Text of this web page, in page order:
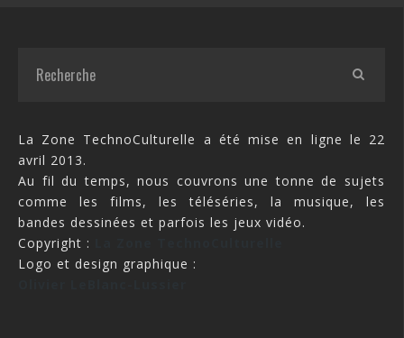
La Zone TechnoCulturelle a été mise en ligne le 22
avril 2013.
Au fil du temps, nous couvrons une tonne de sujets
comme les films, les téléséries, la musique, les
bandes dessinées et parfois les jeux vidéo.
Copyright :
Logo et design graphique :